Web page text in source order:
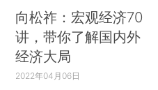
向松祚：宏观经济70
讲，带你了解国内外
经济大局
2022年04月06日